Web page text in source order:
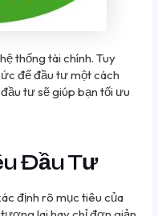
thống tài chính. Tuy
để đầu tư một cách
tư sẽ giúp bạn tối ưu
Đầu Tư
định rõ mục tiêu của